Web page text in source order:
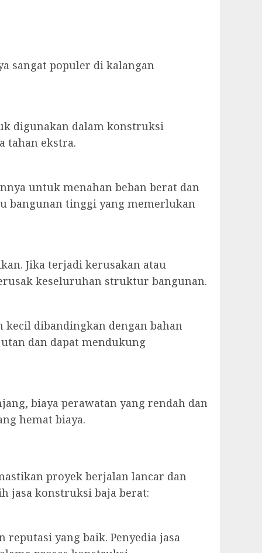
sangat populer di kalangan
digunakan dalam konstruksi
tahan ekstra.
untuk menahan beban berat dan
bangunan tinggi yang memerlukan
Jika terjadi kerusakan atau
keseluruhan struktur bangunan.
dibandingkan dengan bahan
dan dapat mendukung
biaya perawatan yang rendah dan
hemat biaya.
proyek berjalan lancar dan
jasa konstruksi baja berat:
yang baik. Penyedia jasa